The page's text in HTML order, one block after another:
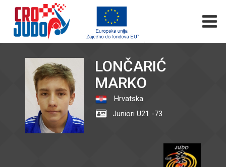
LONČARIĆ
MARKO
Hrvatska
Juniori U21 -73